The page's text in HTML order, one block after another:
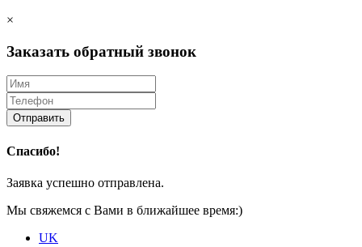
×
Заказать обратный звонок
Отправить
Спасибо!
Заявка успешно отправлена.
Мы свяжемся с Вами в ближайшее время:)
UK